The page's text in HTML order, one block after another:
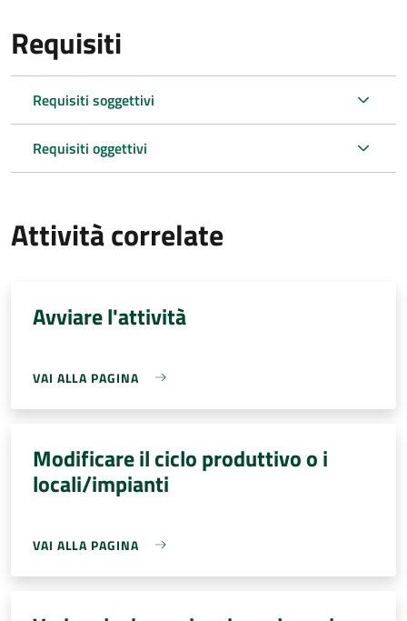
Requisiti
Requisiti soggettivi
Requisiti oggettivi
Attività correlate
Avviare l'attività
VAI ALLA PAGINA
Modificare il ciclo produttivo o i
locali/impianti
VAI ALLA PAGINA